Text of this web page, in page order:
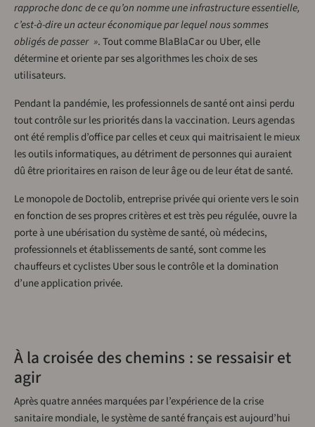
rapproche donc de ce qu’on nomme une infrastructure essentielle,
c’est-à-dire un acteur économique par lequel nous sommes
obligés de passer ». Tout comme BlaBlaCar ou Uber, elle
détermine et oriente par ses algorithmes les choix de ses
utilisateurs.
Pendant la pandémie, les professionnels de santé ont ainsi perdu
tout contrôle sur les priorités dans la vaccination. Leurs agendas
ont été remplis d’office par celles et ceux qui maitrisaient le mieux
les outils informatiques, au détriment de personnes qui auraient
dû être prioritaires en raison de leur âge ou de leur état de santé.
Le monopole de Doctolib, entreprise privée qui oriente vers le soin
en fonction de ses propres critères et est très peu régulée, ouvre la
porte à une ubérisation du système de santé, où médecins,
professionnels et établissements de santé, sont comme les
chauffeurs et cyclistes Uber sous le contrôle et la domination
d’une application privée.
À la croisée des chemins : se ressaisir et
agir
Après quatre années marquées par l’expérience de la crise
sanitaire mondiale, le système de santé français est aujourd’hui